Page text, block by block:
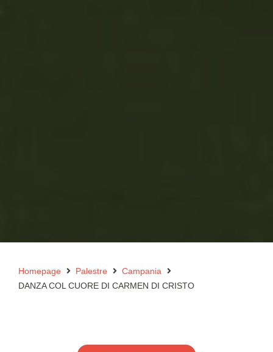
Homepage Palestre
Campania
DANZA COL CUORE DI CARMEN DI CRISTO